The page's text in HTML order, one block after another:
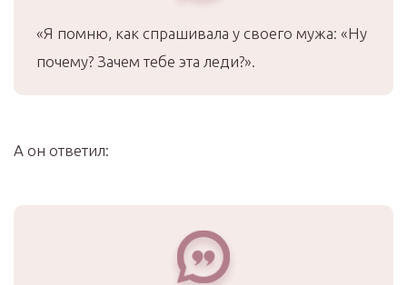
«Я помню, как спрашивала у своего мужа: «Ну
почему? Зачем тебе эта леди?».
А он ответил: